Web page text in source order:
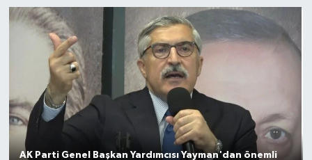
AK Parti Genel Başkan Yardımcısı Yayman'dan önemli
Gayrimenkul
Spor
Eğitim